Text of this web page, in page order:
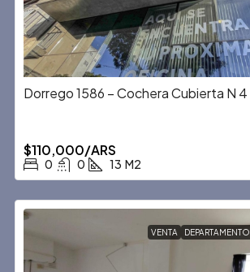
Dorrego 1586 – Cochera Cubierta N 4
$110,000/ARS
0 0 13 M2
VENTA DEPARTAMENTO